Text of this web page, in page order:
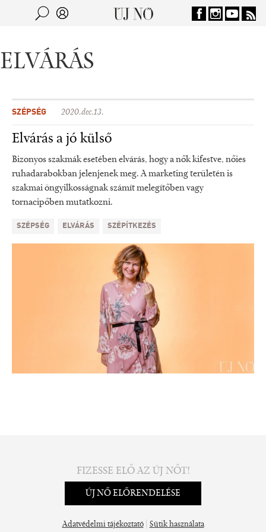
Jump to navigation
ELVÁRÁS
SZÉPSÉG 2020.dec.13.
Elvárás a jó külső
Bizonyos szakmák esetében elvárás, hogy a nők kifestve, nőies
ruhadarabokban jelenjenek meg. A marketing területén is
szakmai öngyilkosságnak számít melegítőben vagy
tornacipőben mutatkozni.
SZÉPSÉG ELVÁRÁS SZÉPÍTKEZÉS
FIZESSE ELŐ AZ ÚJ NŐT!
ÚJ NŐ ELŐRENDELÉSE
Adatvédelmi tájékoztató| Sütik használata